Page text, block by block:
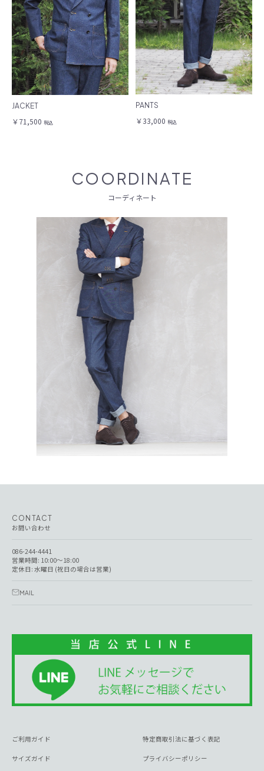
JACKET
￥71,500 税込
PANTS
￥33,000 税込
COORDINATE
コーディネート
CONTACT
お問い合わせ
086-244-4441
営業時間: 10:00～18:00
定休日: 水曜日 (祝日の場合は営業)
MAIL
ご利用ガイド
サイズガイド
特定商取引法に基づく表記
プライバシーポリシー